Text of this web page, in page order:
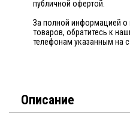
публичной офертой.
За полной информацией
товаров, обратитесь к
телефонам указанным на
Описание